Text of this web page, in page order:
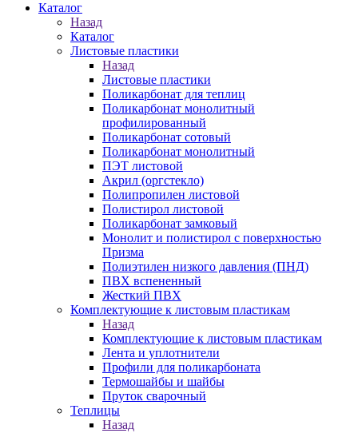
Каталог
Назад
Каталог
Листовые пластики
Назад
Листовые пластики
Поликарбонат для теплиц
Поликарбонат монолитный
профилированный
Поликарбонат сотовый
Поликарбонат монолитный
ПЭТ листовой
Акрил (оргстекло)
Полипропилен листовой
Полистирол листовой
Поликарбонат замковый
Монолит и полистирол с поверхностью
Призма
Полиэтилен низкого давления (ПНД)
ПВХ вспененный
Жесткий ПВХ
Комплектующие к листовым пластикам
Назад
Комплектующие к листовым пластикам
Лента и уплотнители
Профили для поликарбоната
Термошайбы и шайбы
Пруток сварочный
Теплицы
Назад